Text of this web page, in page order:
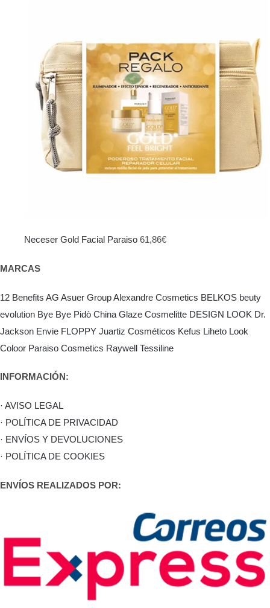
103,95€.69,00€.
Neceser Gold Facial Paraiso 61,86€
MARCAS
12 Benefits AG Asuer GroupAlexandre Cosmetics BELKOS beuty
evolution Bye Bye Pidò China Glaze Cosmelitte DESIGN LOOK Dr.
Jackson Envie FLOPPY Juartiz Cosméticos Kefus Liheto Look
Coloor Paraiso Cosmetics Raywell Tessiline
INFORMACIÓN:
· AVISO LEGAL
· POLÍTICA DE PRIVACIDAD
· ENVÍOS Y DEVOLUCIONES
· POLÍTICA DE COOKIES
ENVÍOS REALIZADOS POR: